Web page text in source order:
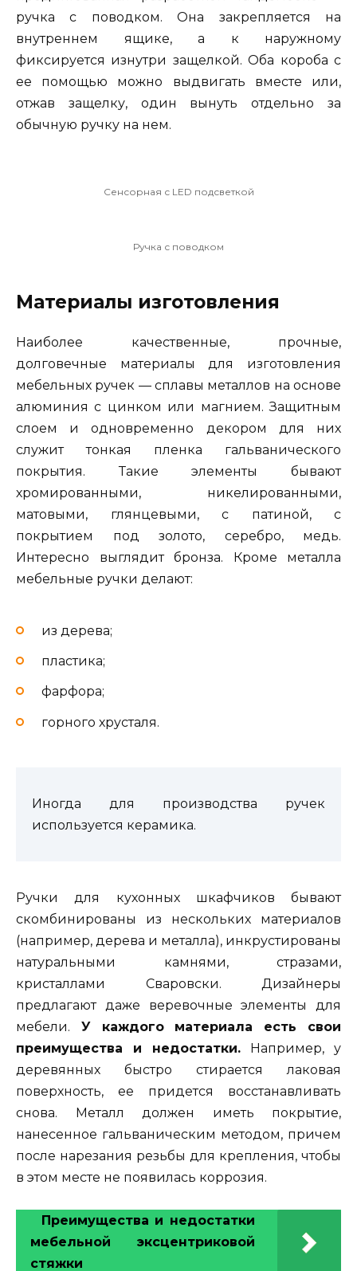
ручка с поводком. Она закрепляется на
внутреннем ящике, а к наружному
фиксируется изнутри защелкой. Оба короба с
ее помощью можно выдвигать вместе или,
отжав защелку, один вынуть отдельно за
обычную ручку на нем.
Сенсорная с LED подсветкой
Ручка с поводком
Материалы изготовления
Наиболее качественные, прочные,
долговечные материалы для изготовления
мебельных ручек — сплавы металлов на основе
алюминия с цинком или магнием. Защитным
слоем и одновременно декором для них
служит тонкая пленка гальванического
покрытия. Такие элементы бывают
хромированными, никелированными,
матовыми, глянцевыми, с патиной, с
покрытием под золото, серебро, медь.
Интересно выглядит бронза. Кроме металла
мебельные ручки делают:
из дерева;
пластика;
фарфора;
горного хрусталя.
Иногда для производства ручек
используется керамика.
Ручки для кухонных шкафчиков бывают
скомбинированы из нескольких материалов
(например, дерева и металла), инкрустированы
натуральными камнями, стразами,
кристаллами Сваровски. Дизайнеры
предлагают даже веревочные элементы для
мебели. У каждого материала есть свои
преимущества и недостатки. Например, у
деревянных быстро стирается лаковая
поверхность, ее придется восстанавливать
снова. Металл должен иметь покрытие,
нанесенное гальваническим методом, причем
после нарезания резьбы для крепления, чтобы
в этом месте не появилась коррозия.
Преимущества и недостатки
мебельной эксцентриковой
стяжки